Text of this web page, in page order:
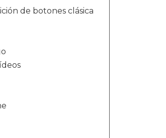
de botones clásica